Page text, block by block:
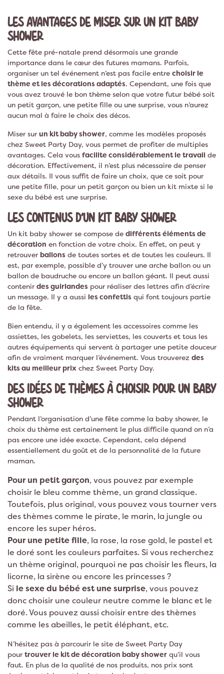
chargent de l’organisation de la baby shower, il n’est pas
toujours simple de trouver le bon thème, la deco qui va bien
et le temps pour préparer la fête. Ces
contiennent tout ce qu’il faut organiser une baby shower
d’exception en un rien de temps. Que vous attendiez un
bébé garçon ou un bébé fille ou même si vous ne connaissez
pas encore le sexe de bébé, vous trouverez forcément lekit
pour baby shower qui vous convient.
LES AVANTAGES DE MISER SUR UN KIT BABY
SHOWER
Cette fête pré-natale prend désormais une grande
importance dans le cœur des futures mamans. Parfois,
organiser un tel événement n’est pas facile entre choisir le
thème et les décorations adaptés. Cependant, une fois que
vous avez trouvé le bon thème selon que votre futur bébé soit
un petit garçon, une petite fille ou une surprise, vous n’aurez
aucun mal à faire le choix des décos.
Miser sur un kit baby shower, comme les modèles proposés
chez Sweet Party Day, vous permet de profiter de multiples
avantages. Cela vous facilite considérablement le travail de
décoration. Effectivement, il n’est plus nécessaire de penser
aux détails. Il vous suffit de faire un choix, que ce soit pour
une petite fille, pour un petit garçon ou bien un kit mixte si le
sexe du bébé est une surprise.
LES CONTENUS D’UN KIT BABY SHOWER
Un kit baby shower se compose de différents éléments de
décoration en fonction de votre choix. En effet, on peut y
retrouver ballons de toutes sortes et de toutes les couleurs. Il
est, par exemple, possible d’y trouver une arche ballon ou un
ballon de baudruche ou encore un ballon géant. Il peut aussi
contenir des guirlandes pour réaliser des lettres afin d’écrire
un message. Il y a aussi les confettis qui font toujours partie
de la fête.
Bien entendu, il y a également les accessoires comme les
assiettes, les gobelets, les serviettes, les couverts et tous les
autres équipements qui servent à partager une petite douceur
afin de vraiment marquer l’événement. Vous trouverez des
kits au meilleur prix chez Sweet Party Day.
DES IDÉES DE THÈMES À CHOISIR POUR UN BABY
SHOWER
Pendant l’organisation d’une fête comme la baby shower, le
choix du thème est certainement le plus difficile quand on n’a
pas encore une idée exacte. Cependant, cela dépend
essentiellement du goût et de la personnalité de la future
maman.
Pour un petit garçon, vous pouvez par exemple
choisir le bleu comme thème, un grand classique.
Toutefois, plus original, vous pouvez vous tourner vers
des thèmes comme le pirate, le marin, la jungle ou
encore les super héros.
Pour une petite fille, la rose, la rose gold, le pastel et
le doré sont les couleurs parfaites. Si vous recherchez
un thème original, pourquoi ne pas choisir les fleurs, la
licorne, la sirène ou encore les princesses ?
Si le sexe du bébé est une surprise, vous pouvez
donc choisir une couleur neutre comme le blanc et le
doré. Vous pouvez aussi choisir entre des thèmes
comme les abeilles, le petit éléphant, etc.
N’hésitez pas à parcourir le site de Sweet Party Day
pour trouver le kit de décoration baby shower qu’il vous
faut. En plus de la qualité de nos produits, nos prix sont